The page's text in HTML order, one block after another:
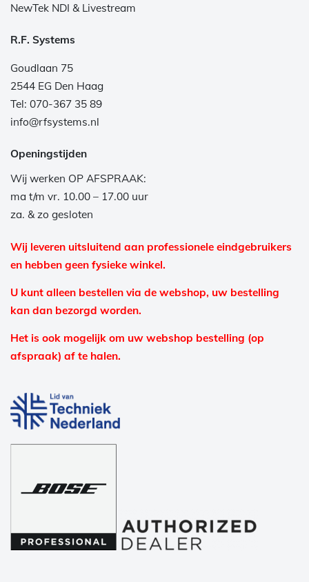
NewTek NDI & Livestream
R.F. Systems
Goudlaan 75
2544 EG Den Haag
Tel: 070-367 35 89
info@rfsystems.nl
Openingstijden
Wij werken OP AFSPRAAK:
ma t/m vr. 10.00 – 17.00 uur
za. & zo gesloten
Wij leveren uitsluitend aan professionele eindgebruikers
en hebben geen fysieke winkel.
U kunt alleen bestellen via de webshop, uw bestelling
kan dan bezorgd worden.
Het is ook mogelijk om uw webshop bestelling (op
afspraak) af te halen.